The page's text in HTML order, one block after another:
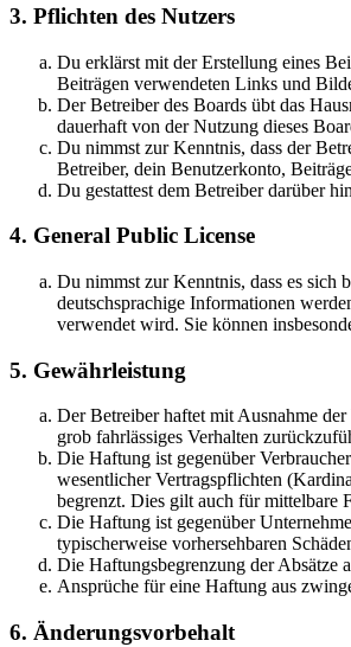
3. Pflichten des Nutzers
Du erklärst mit der Erstellung eines
Beiträgen verwendeten Links und
Der Betreiber des Boards übt das
dauerhaft von der Nutzung dieses
Du nimmst zur Kenntnis, dass der
Betreiber, dein Benutzerkonto,
Du gestattest dem Betreiber darüber
4. General Public License
Du nimmst zur Kenntnis, dass es sich
deutschsprachige Informationen
verwendet wird. Sie können
5. Gewährleistung
Der Betreiber haftet mit Ausnahme
grob fahrlässiges Verhalten
Die Haftung ist gegenüber
wesentlicher Vertragspflichten
begrenzt. Dies gilt auch für mittelbare
Die Haftung ist gegenüber
typischerweise vorhersehbaren
Die Haftungsbegrenzung der Absätze
Ansprüche für eine Haftung aus
6. Änderungsvorbehalt